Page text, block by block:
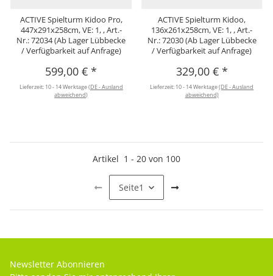
ACTIVE Spielturm Kidoo Pro,
447x291x258cm, VE: 1, , Art.-
Nr.: 72034 (Ab Lager Lübbecke
/ Verfügbarkeit auf Anfrage)
599,00 €*
Lieferzeit: 10 - 14 Werktage(DE - Ausland
abweichend)
ACTIVE Spielturm Kidoo,
136x261x258cm, VE: 1, , Art.-
Nr.: 72030 (Ab Lager Lübbecke
/ Verfügbarkeit auf Anfrage)
329,00 € *
Lieferzeit: 10 - 14 Werktage(DE - Ausland
abweichend)
Artikel 1 - 20 von 100
Seite1
Newsletter Abonnieren